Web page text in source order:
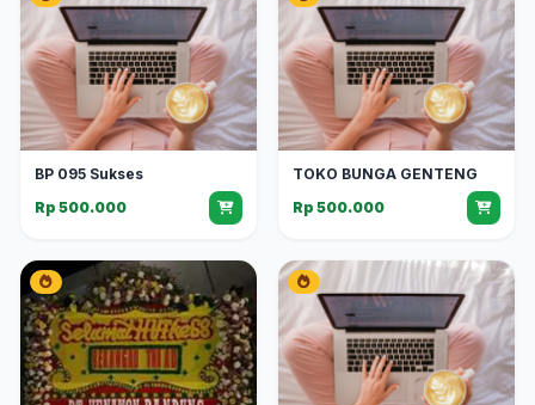
BP 095 Sukses
Rp 500.000
TOKO BUNGA GENTENG
Rp 500.000